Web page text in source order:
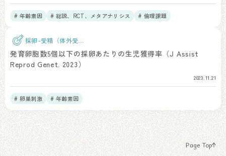
# 年齢素因 # 総説、RCT、メタアナリシス # 倫理課題
採卵-受精（体外受
精）
発育卵胞数5個以下の採卵あたりの生児獲得率（J Assist
Reprod Genet. 2023）
2023.11.21
# 卵巣刺激 # 年齢素因
Page Top